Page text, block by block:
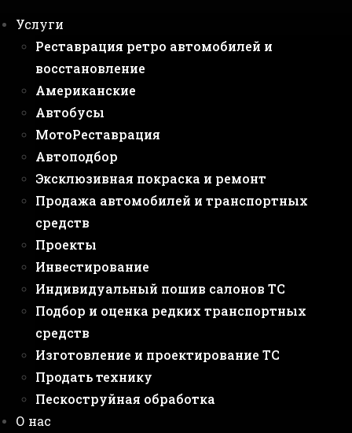
Услуги
Реставрация ретро автомобилей и
восстановление
Американские
Автобусы
МотоРеставрация
Автоподбор
Эксклюзивная покраска и ремонт
Продажа автомобилей и транспортных
средств
Проекты
Инвестирование
Индивидуальный пошив салонов ТС
Подбор и оценка редких транспортных
средств
Изготовление и проектирование ТС
Продать технику
Пескоструйная обработка
О нас